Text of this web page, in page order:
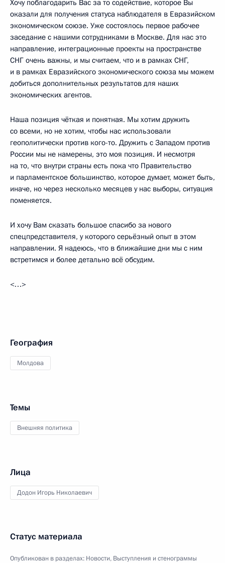
Хочу поблагодарить Вас за то содействие, которое Вы
оказали для получения статуса наблюдателя в Евразийском
экономическом союзе. Уже состоялось первое рабочее
заседание с нашими сотрудниками в Москве. Для нас это
направление, интеграционные проекты на пространстве
СНГ очень важны, и мы считаем, что и в рамках СНГ,
и в рамках Евразийского экономического союза мы можем
добиться дополнительных результатов для наших
экономических агентов.
Наша позиция чёткая и понятная. Мы хотим дружить
со всеми, но не хотим, чтобы нас использовали
геополитически против кого-то. Дружить с Западом против
России мы не намерены, это моя позиция. И несмотря
на то, что внутри страны есть пока что Правительство
и парламентское большинство, которое думает, может быть,
иначе, но через несколько месяцев у нас выборы, ситуация
поменяется.
И хочу Вам сказать большое спасибо за нового
спецпредставителя, у которого серьёзный опыт в этом
направлении. Я надеюсь, что в ближайшие дни мы с ним
встретимся и более детально всё обсудим.
<…>
География
Молдова
Темы
Внешняя политика
Лица
Додон Игорь Николаевич
Статус материала
Опубликован в разделах: Новости, Выступления и стенограммы